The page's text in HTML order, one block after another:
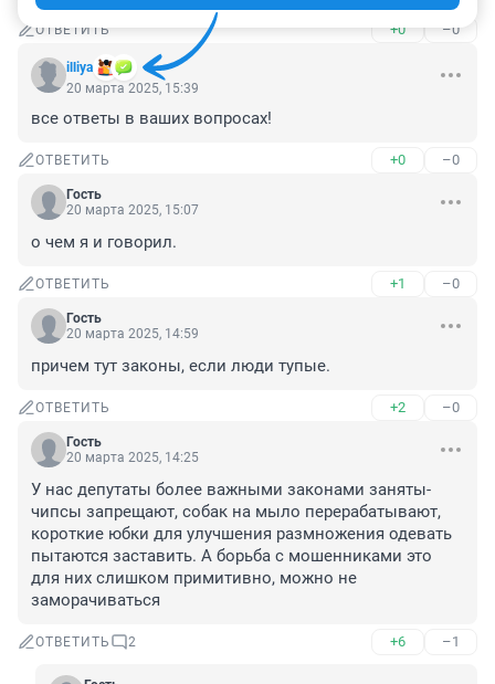
ОТВЕТИТЬ +0 –0
illiya
20 марта 2025, 15:39
все ответы в ваших вопросах!
ОТВЕТИТЬ +0 –0
Гость
20 марта 2025, 15:07
о чем я и говорил.
ОТВЕТИТЬ +1 –0
Гость
20 марта 2025, 14:59
причем тут законы, если люди тупые.
ОТВЕТИТЬ +2 –0
Гость
20 марта 2025, 14:25
У нас депутаты более важными законами заняты-
чипсы запрещают, собак на мыло перерабатывают,
короткие юбки для улучшения размножения одевать
пытаются заставить. А борьба с мошенниками это
для них слишком примитивно, можно не
заморачиваться
ОТВЕТИТЬ 2 +6 –1